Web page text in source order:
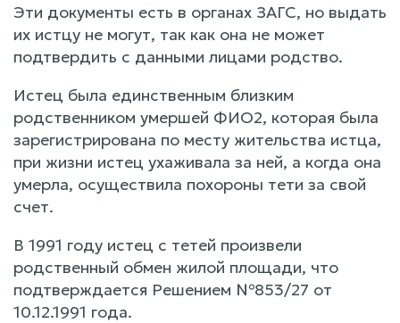
Эти документы есть в органах ЗАГС, но выдать
их истцу не могут, так как она не может
подтвердить с данными лицами родство.
Истец была единственным близким
родственником умершей ФИО2, которая была
зарегистрирована по месту жительства истца,
при жизни истец ухаживала за ней, а когда она
умерла, осуществила похороны тети за свой
счет.
В 1991 году истец с тетей произвели
родственный обмен жилой площади, что
подтверждается Решением №853/27 от
10.12.1991 года.